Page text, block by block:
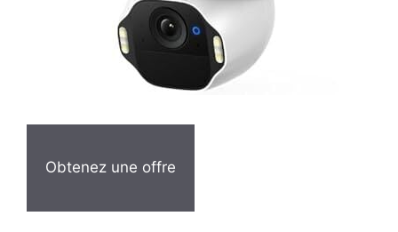
Obtenez une offre